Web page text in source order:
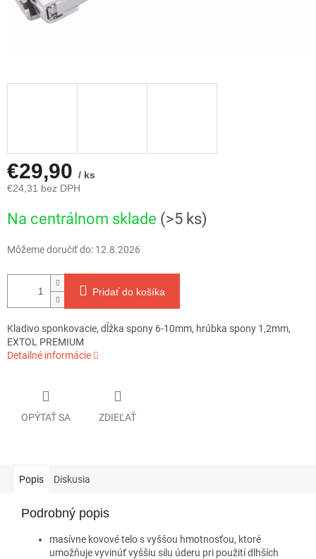
€29,90 / ks
€24,31 bez DPH
cena:
Na centrálnom sklade (>5 ks)
Môžeme doručiť do: 12.8.2026
Pridať do košíka
Kladivo sponkovacie, dĺžka spony 6-10mm, hrúbka spony 1,2mm,
EXTOL PREMIUM
Detailné informácie
OPÝTAŤ SA ZDIEĽAŤ
Popis Diskusia
Podrobný popis
masívne kovové telo s vyššou hmotnosťou, ktoré
umožňuje vyvinúť vyššiu silu úderu pri použití dlhších